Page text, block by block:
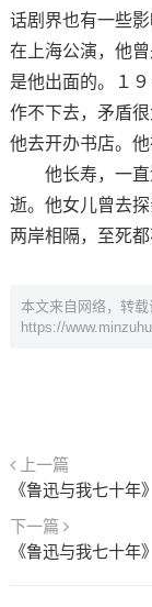
话剧界也有一些
在上海公演，他
是他出面的。１
作不下去，矛盾
他去开办书店。他
他长寿，一直
逝。他女儿曾去
两岸相隔，至死
本文来自网络，转载
https://
上一篇
《鲁迅与我七十
下一篇
《鲁迅与我七十